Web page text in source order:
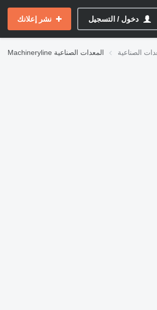
دخول / التسجيل نشر إعلانك
Machineryline المعدات الصناعية